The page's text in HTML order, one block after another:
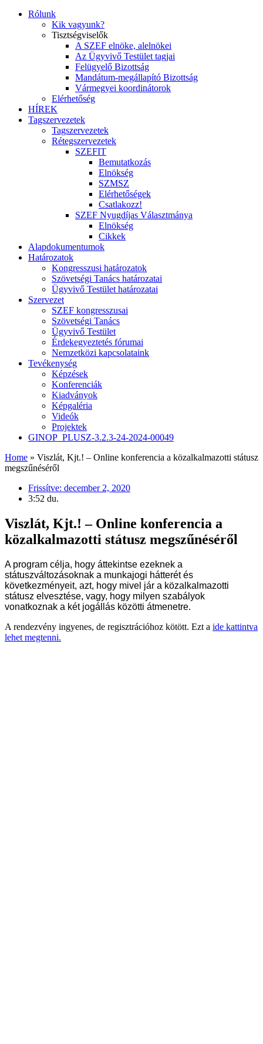
Rólunk
Kik vagyunk?
Tisztségviselők
A SZEF elnöke, alelnökei
Az Ügyvivő Testület tagjai
Felügyelő Bizottság
Mandátum-megállapító Bizottság
Vármegyei koordinátorok
Elérhetőség
HÍREK
Tagszervezetek
Tagszervezetek
Rétegszervezetek
SZEFIT
Bemutatkozás
Elnökség
SZMSZ
Elérhetőségek
Csatlakozz!
SZEF Nyugdíjas Választmánya
Elnökség
Cikkek
Alapdokumentumok
Határozatok
Kongresszusi határozatok
Szövetségi Tanács határozatai
Ügyvivő Testület határozatai
Szervezet
SZEF kongresszusai
Szövetségi Tanács
Ügyvivő Testület
Érdekegyeztetés fórumai
Nemzetközi kapcsolataink
Tevékenység
Képzések
Konferenciák
Kiadványok
Képgaléria
Videók
Projektek
GINOP_PLUSZ-3.2.3-24-2024-00049
Home » Viszlát, Kjt.! – Online konferencia a közalkalmazotti státusz
megszűnéséről
Frissítve: december 2, 2020
3:52 du.
Viszlát, Kjt.! – Online konferencia a
közalkalmazotti státusz megszűnéséről
A program célja, hogy áttekintse ezeknek a
státuszváltozásoknak a munkajogi hátterét és
következményeit, azt, hogy mivel jár a közalkalmazotti
státusz elvesztése, vagy, hogy milyen szabályok
vonatkoznak a két jogállás közötti átmenetre.
A rendezvény ingyenes, de regisztrációhoz kötött. Ezt a ide kattintva
lehet megtenni.